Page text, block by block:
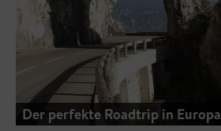
Der perfekte Roadtrip in Europa